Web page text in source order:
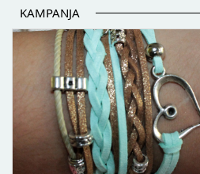
KAMPANJA